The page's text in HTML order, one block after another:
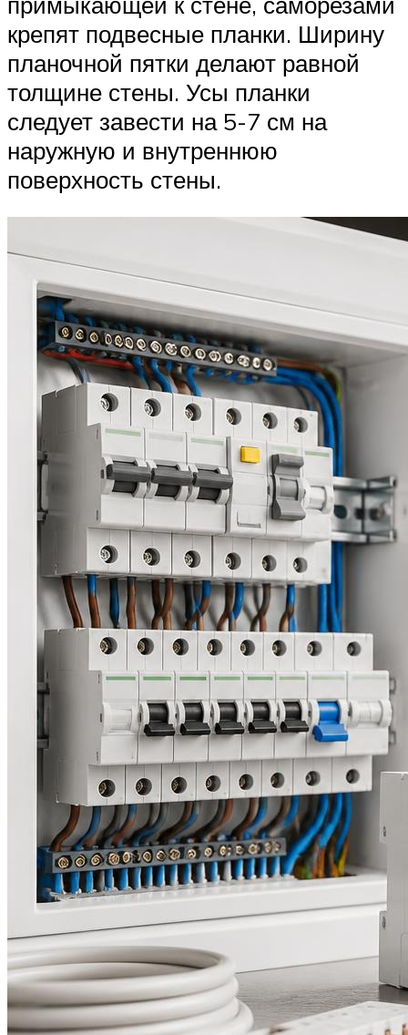
крепят подвесные планки. Ширину
планочной пятки делают равной
толщине стены. Усы планки
следует завести на 5-7 см на
наружную и внутреннюю
поверхность стены.